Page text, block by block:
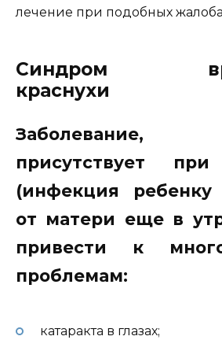
лечение при подобных
Синдром
краснухи
Заболевание,
присутствует
(инфекция ребенку
от матери еще в
привести к
проблемам:
катаракта в глазах;